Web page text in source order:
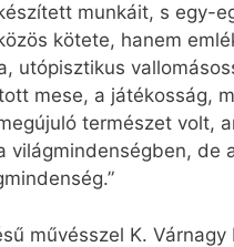
munkáit, s egy-
kötete, hanem
utópisztikus
mese, a játékosság,
természet volt,
világmindenségben, de
művésszel K.